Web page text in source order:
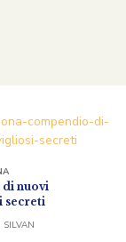
di nuovi
secreti
SILVAN